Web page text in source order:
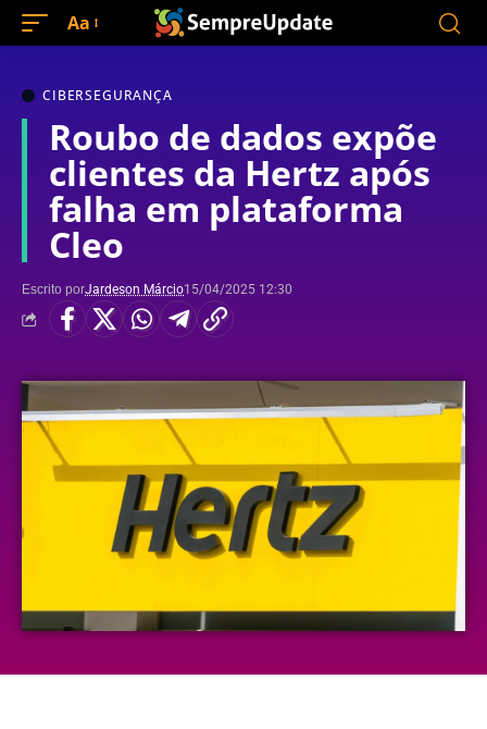
Aa
CIBERSEGURANÇA
Roubo de dados expõe
clientes da Hertz após
falha em plataforma
Cleo
Escrito porJardeson Márcio15/04/2025 12:30